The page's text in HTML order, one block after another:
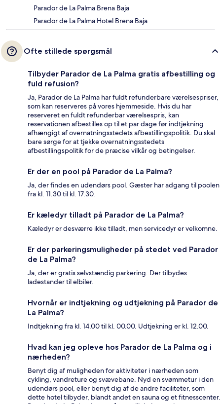
Parador de La Palma Brena Baja
Parador de La Palma Hotel Brena Baja
Ofte stillede spørgsmål
Tilbyder Parador de La Palma gratis afbestilling og
fuld refusion?
Ja, Parador de La Palma har fuldt refunderbare værelsespriser,
som kan reserveres på vores hjemmeside. Hvis du har
reserveret en fuldt refunderbar værelsespris, kan
reservationen afbestilles op til et par dage før indtjekning
afhængigt af overnatningsstedets afbestillingspolitik. Du skal
bare sørge for at tjekke overnatningsstedets
afbestillingspolitik for de præcise vilkår og betingelser.
Er der en pool på Parador de La Palma?
Ja, der findes en udendørs pool. Gæster har adgang til poolen
fra kl. 11.30 til kl. 17.30.
Er kæledyr tilladt på Parador de La Palma?
Kæledyr er desværre ikke tilladt, men servicedyr er velkomne.
Er der parkeringsmuligheder på stedet ved Parador
de La Palma?
Ja, der er gratis selvstændig parkering. Der tilbydes
ladestander til elbiler.
Hvornår er indtjekning og udtjekning på Parador de
La Palma?
Indtjekning fra kl. 14.00 til kl. 00.00. Udtjekning er kl. 12.00.
Hvad kan jeg opleve hos Parador de La Palma og i
nærheden?
Benyt dig af muligheden for aktiviteter i nærheden som
cykling, vandreture og svævebane. Nyd en svømmetur i den
udendørs pool, eller benyt dig af de andre faciliteter, som
dette hotel tilbyder, blandt andet en sauna og et fitnesscenter.